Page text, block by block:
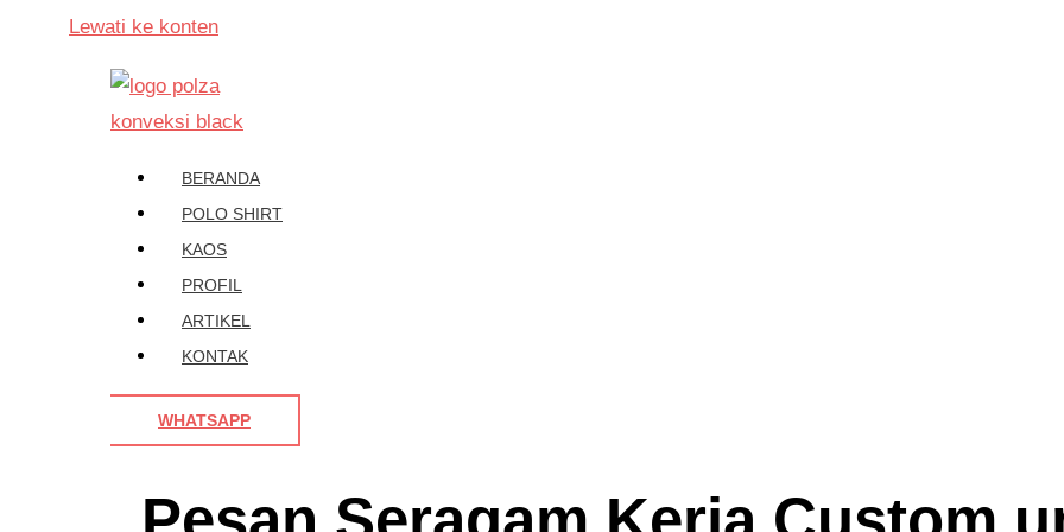
Lewati ke konten
BERANDA
POLO SHIRT
KAOS
PROFIL
ARTIKEL
KONTAK
WHATSAPP